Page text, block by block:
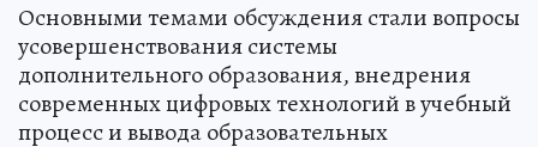
Основными темами обсуждения стали вопросы
усовершенствования системы
дополнительного образования, внедрения
современных цифровых технологий в учебный
процесс и вывода образовательных